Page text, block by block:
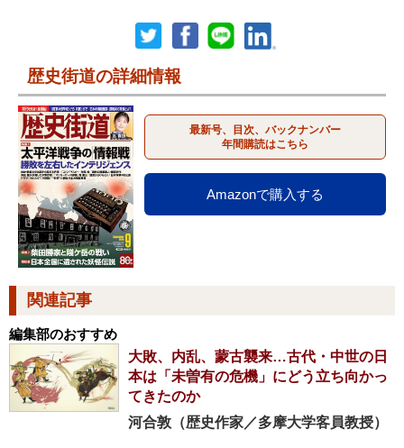
歴史街道の詳細情報
最新号、目次、バックナンバー
年間購読はこちら
Amazonで購入する
関連記事
編集部のおすすめ
大敗、内乱、蒙古襲来…古代・中世の日
本は「未曽有の危機」にどう立ち向かっ
てきたのか
河合敦（歴史作家／多摩大学客員教授）